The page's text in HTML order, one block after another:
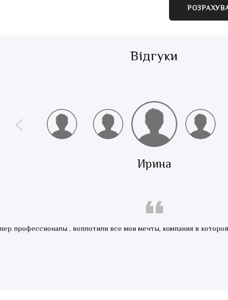
Відгуки
Ирина
профессионалы , воплотили все мои мечты, компания в